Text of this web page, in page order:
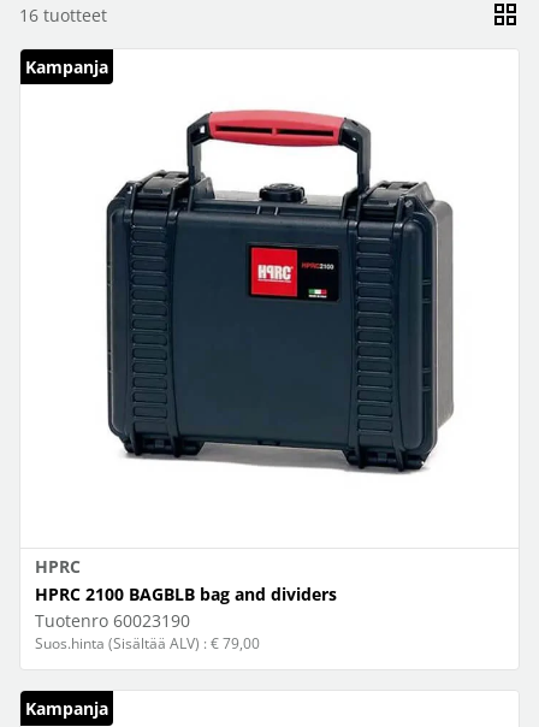
16 tuotteet
Kampanja
HPRC
HPRC 2100 BAGBLB bag and dividers
Tuotenro 60023190
Suos.hinta (Sisältää ALV) : € 79,00
Kampanja